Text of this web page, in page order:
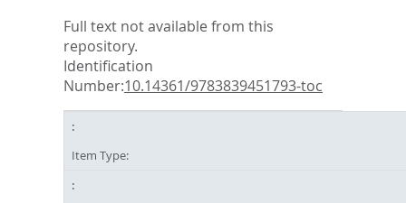
Full text not available from this
repository.
Identification
Number:10.14361/9783839451793-toc
Item Type: